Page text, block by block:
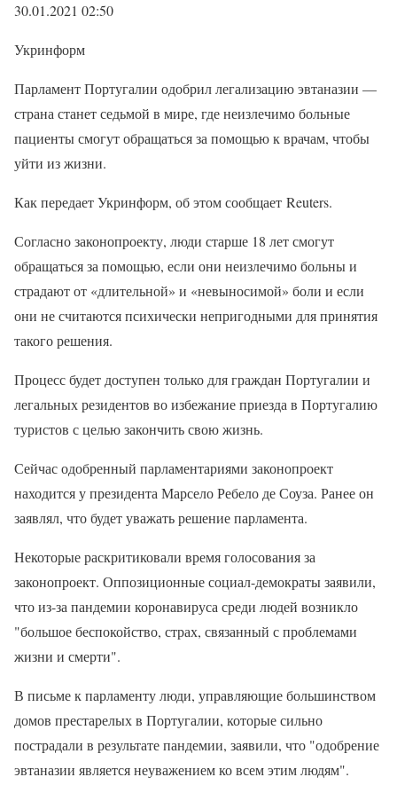
30.01.2021 02:50
Укринформ
Парламент Португалии одобрил легализацию эвтаназии —
страна станет седьмой в мире, где неизлечимо больные
пациенты смогут обращаться за помощью к врачам, чтобы
уйти из жизни.
Как передает Укринформ, об этом сообщает Reuters.
Согласно законопроекту, люди старше 18 лет смогут
обращаться за помощью, если они неизлечимо больны и
страдают от «длительной» и «невыносимой» боли и если
они не считаются психически непригодными для принятия
такого решения.
Процесс будет доступен только для граждан Португалии и
легальных резидентов во избежание приезда в Португалию
туристов с целью закончить свою жизнь.
Сейчас одобренный парламентариями законопроект
находится у президента Марсело Ребело де Соуза. Ранее он
заявлял, что будет уважать решение парламента.
Некоторые раскритиковали время голосования за
законопроект. Оппозиционные социал-демократы заявили,
что из-за пандемии коронавируса среди людей возникло
"большое беспокойство, страх, связанный с проблемами
жизни и смерти".
В письме к парламенту люди, управляющие большинством
домов престарелых в Португалии, которые сильно
пострадали в результате пандемии, заявили, что "одобрение
эвтаназии является неуважением ко всем этим людям".